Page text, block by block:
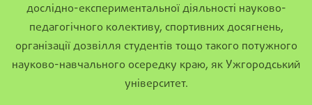
дослідно-експериментальної діяльності науково-
педагогічного колективу, спортивних досягнень,
організації дозвілля студентів тощо такого потужного
науково-навчального осередку краю, як Ужгородський
університет.